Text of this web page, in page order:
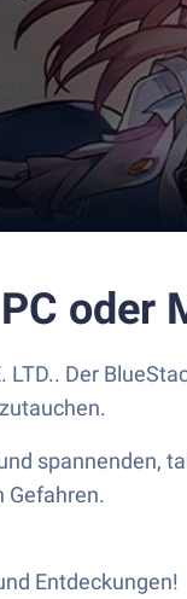
oder
LTD.. Der
Gefahren.
Entdeckungen!